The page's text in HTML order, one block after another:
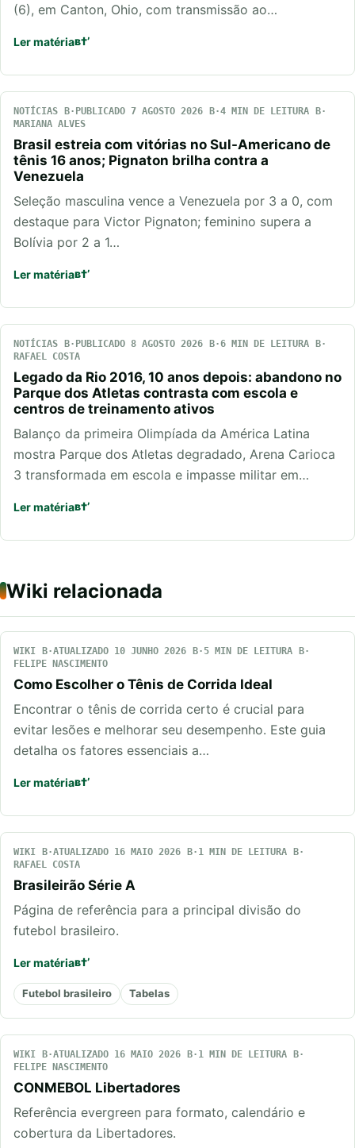
(6), em Canton, Ohio, com transmissão ao…
Ler matéria
NOTÍCIAS PUBLICADO 7 AGOSTO 2026
4 MIN DE LEITURA
MARIANA ALVES
Brasil estreia com vitórias no Sul-Americano de
tênis 16 anos; Pignaton brilha contra a
Venezuela
Seleção masculina vence a Venezuela por 3 a 0, com
destaque para Victor Pignaton; feminino supera a
Bolívia por 2 a 1…
Ler matéria
NOTÍCIAS PUBLICADO 8 AGOSTO 2026
6 MIN DE LEITURA
RAFAEL COSTA
Legado da Rio 2016, 10 anos depois: abandono no
Parque dos Atletas contrasta com escola e
centros de treinamento ativos
Balanço da primeira Olimpíada da América Latina
mostra Parque dos Atletas degradado, Arena Carioca
3 transformada em escola e impasse militar em…
Ler matéria
Wiki relacionada
WIKI ATUALIZADO 10 JUNHO 2026
5 MIN DE LEITURA
FELIPE NASCIMENTO
Como Escolher o Tênis de Corrida Ideal
Encontrar o tênis de corrida certo é crucial para
evitar lesões e melhorar seu desempenho. Este guia
detalha os fatores essenciais a…
Ler matéria
WIKI ATUALIZADO 16 MAIO 2026
1 MIN DE LEITURA
RAFAEL COSTA
Brasileirão Série A
Página de referência para a principal divisão do
futebol brasileiro.
Ler matéria
Futebol brasileiro Tabelas
WIKI ATUALIZADO 16 MAIO 2026
1 MIN DE LEITURA
FELIPE NASCIMENTO
CONMEBOL Libertadores
Referência evergreen para formato, calendário e
cobertura da Libertadores.